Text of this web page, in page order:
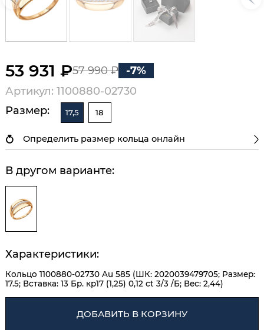
53 931 ₽57 990 ₽
-7%
Артикул: 1100880-02730
Размер:
17,5 18
Определить размер кольца онлайн
В другом варианте:
Характеристики:
Кольцо 1100880-02730 Au 585 (ШК: 2020039479705; Размер:
17.5; Вставка: 13 Бр. кр17 (1,25) 0,12 ct 3/3 /Б; Вес: 2,44)
ДОБАВИТЬ В КОРЗИНУ